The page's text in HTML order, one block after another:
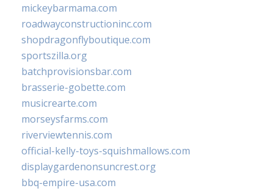
mickeybarmama.com
roadwayconstructioninc.com
shopdragonflyboutique.com
sportszilla.org
batchprovisionsbar.com
brasserie-gobette.com
musicrearte.com
morseysfarms.com
riverviewtennis.com
official-kelly-toys-squishmallows.com
displaygardenonsuncrest.org
bbq-empire-usa.com